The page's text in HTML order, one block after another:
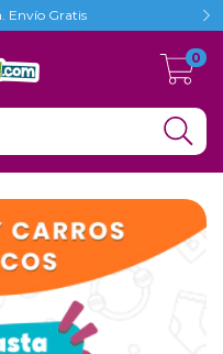
Envío Gratis
0